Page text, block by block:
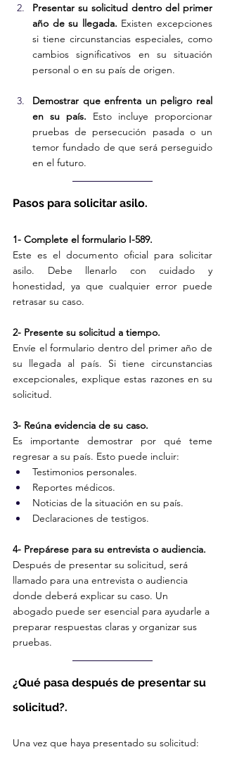
Presentar su solicitud dentro del primer
año de su llegada. Existen excepciones
si tiene circunstancias especiales, como
cambios significativos en su situación
personal o en su país de origen.
Demostrar que enfrenta un peligro real
en su país. Esto incluye proporcionar
pruebas de persecución pasada o un
temor fundado de que será perseguido
en el futuro.
Pasos para solicitar asilo.
1- Complete el formulario I-589.
Este es el documento oficial para solicitar
asilo. Debe llenarlo con cuidado y
honestidad, ya que cualquier error puede
retrasar su caso.
2- Presente su solicitud a tiempo.
Envíe el formulario dentro del primer año de
su llegada al país. Si tiene circunstancias
excepcionales, explique estas razones en su
solicitud.
3- Reúna evidencia de su caso.
Es importante demostrar por qué teme
regresar a su país. Esto puede incluir:
Testimonios personales.
Reportes médicos.
Noticias de la situación en su país.
Declaraciones de testigos.
4- Prepárese para su entrevista o audiencia.
Después de presentar su solicitud, será
llamado para una entrevista o audiencia
donde deberá explicar su caso. Un
abogado puede ser esencial para ayudarle a
preparar respuestas claras y organizar sus
pruebas.
¿Qué pasa después de presentar su
solicitud?.
Una vez que haya presentado su solicitud: